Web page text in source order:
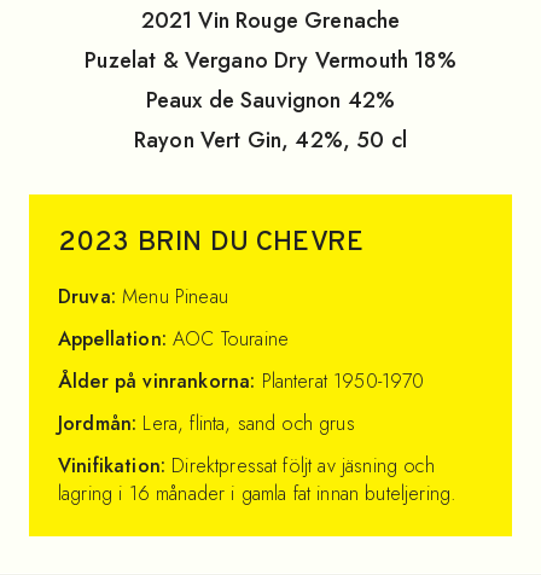
2021 Vin Rouge Grenache
Puzelat & Vergano Dry Vermouth 18%
Peaux de Sauvignon 42%
Rayon Vert Gin, 42%, 50 cl
2023 BRIN DU CHEVRE
Druva:Menu Pineau
Appellation:AOC Touraine
Ålder på vinrankorna: Planterat 1950-1970
Jordmån: Lera, flinta, sand och grus
Vinifikation: Direktpressat följt av jäsning och
lagring i 16 månader i gamla fat innan buteljering.